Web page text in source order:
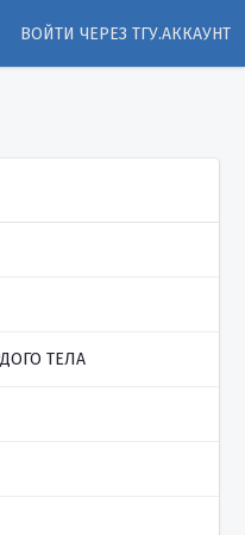
ВОЙТИ ЧЕРЕЗ ТГУ.АККАУНТ
ТЕЛА